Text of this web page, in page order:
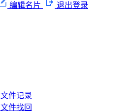
编辑名片 退出登录
件记录
件找回